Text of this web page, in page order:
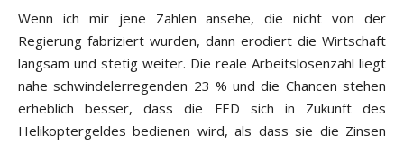
Wenn ich mir jene Zahlen ansehe, die nicht von der
Regierung fabriziert wurden, dann erodiert die Wirtschaft
langsam und stetig weiter. Die reale Arbeitslosenzahl liegt
nahe schwindelerregenden 23 % und die Chancen stehen
erheblich besser, dass die FED sich in Zukunft des
Helikoptergeldes bedienen wird, als dass sie die Zinsen